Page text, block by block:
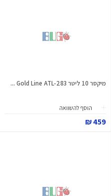
מיקסר 10 ליטר Gold Line ATL-283 ...
הוסף להשוואה
459 ₪